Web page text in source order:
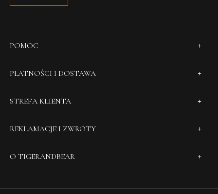
POMOC
PŁATNOŚCI I DOSTAWA
STREFA KLIENTA
REKLAMACJE I ZWROTY
O TIGERANDBEAR